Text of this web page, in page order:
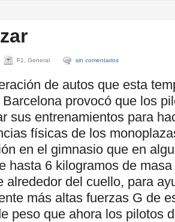
F1, General sin comentarios
de autos que esta
provocó que los
sus entrenamientos para
físicas de los
en el gimnasio que en
hasta 6 kilogramos de
alrededor del cuello, para
más altas fuerzas G de
peso que ahora los pilotos